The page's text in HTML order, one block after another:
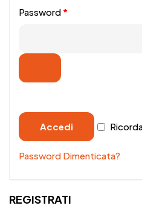
Password *
Accedi
Password Dimenticata?
REGISTRATI